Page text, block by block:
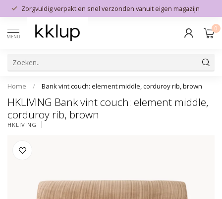
Zorgvuldig verpakt en snel verzonden vanuit eigen magazijn
MENU
0
Home / Bank vint couch: element middle, corduroy rib, brown
HKLIVING Bank vint couch: element middle,
corduroy rib, brown
HKLIVING